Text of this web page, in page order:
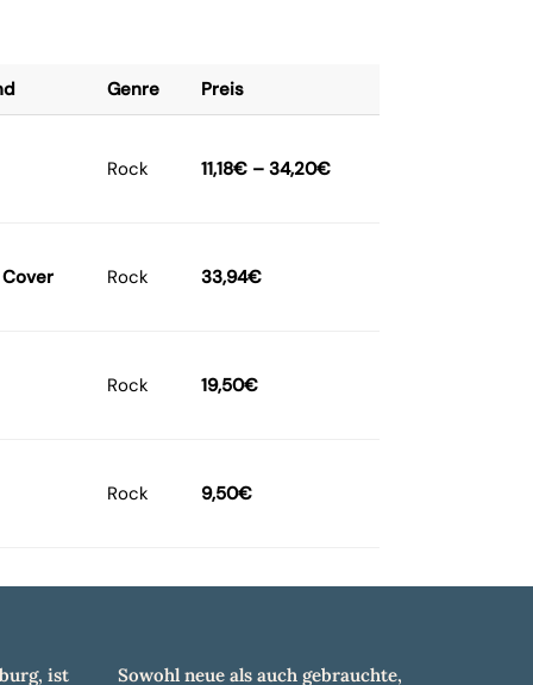
Genre Preis
Rock 11,18€ – 34,20€
Rock 33,94€
Rock 19,50€
Rock 9,50€
ist
Sowohl neue als auch gebrauchte,